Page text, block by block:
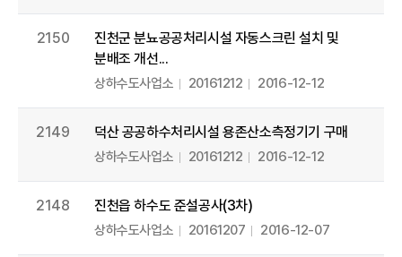
2150
진천군 분뇨공공처리시설 자동스크린 설치 및
분배조 개선...
상하수도사업소 20161212 2016-12-12
2149 덕산 공공하수처리시설 용존산소측정기기 구매
상하수도사업소 20161212 2016-12-12
2148 진천읍 하수도 준설공사(3차)
상하수도사업소 20161207 2016-12-07